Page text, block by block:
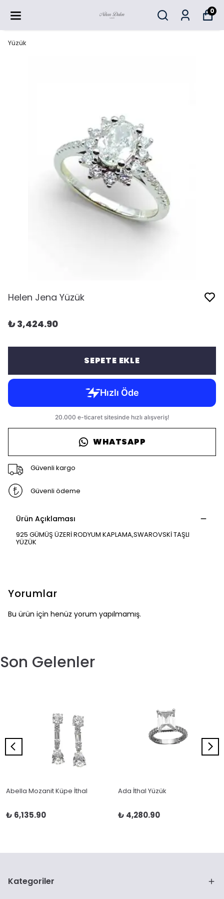
0
Yüzük
Helen Jena Yüzük
₺ 3,424.90
SEPETE EKLE
WHATSAPP
Güvenli kargo
Güvenli ödeme
Ürün Açıklaması
925 GÜMÜŞ ÜZERİ RODYUM KAPLAMA,SWAROVSKİ TAŞLI
YÜZÜK
Yorumlar
Bu ürün için henüz yorum yapılmamış.
Son Gelenler
Abella Mozanit Küpe İthal
₺ 6,135.90
Ada İthal Yüzük
₺ 4,280.90
Kategoriler